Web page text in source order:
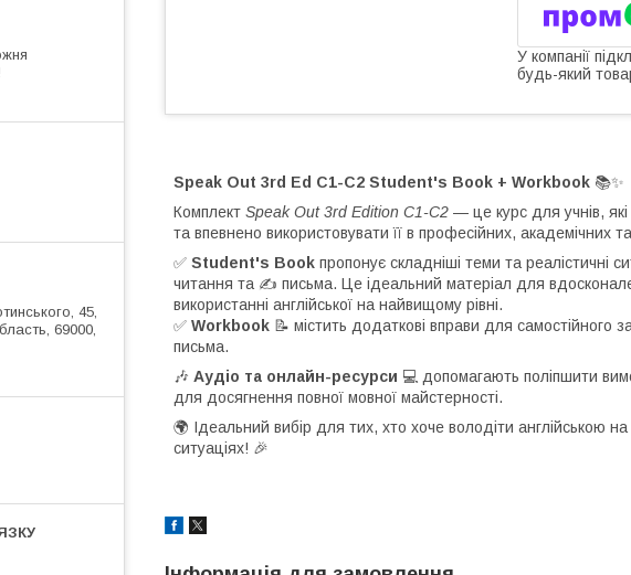
У компанії
будь-який
Speak Out 3rd Ed C1-C2 Student's Book + Workbook 📚✨
Комплект Speak Out 3rd Edition C1-C2 — це курс для учнів, які
та впевнено використовувати її в професійних, академічних
✅ Student's Book пропонує складніші теми та реалістичні
читання та ✍️ письма. Це ідеальний матеріал для
використанні англійської на найвищому рівні.
✅ Workbook 📝 містить додаткові вправи для самостійного
письма.
🎶 Аудіо та онлайн-ресурси 💻 допомагають поліпшити
для досягнення повної мовної майстерності.
🌍 Ідеальний вибір для тих, хто хоче володіти англійською на
ситуаціях! 🎉
45,
69000,